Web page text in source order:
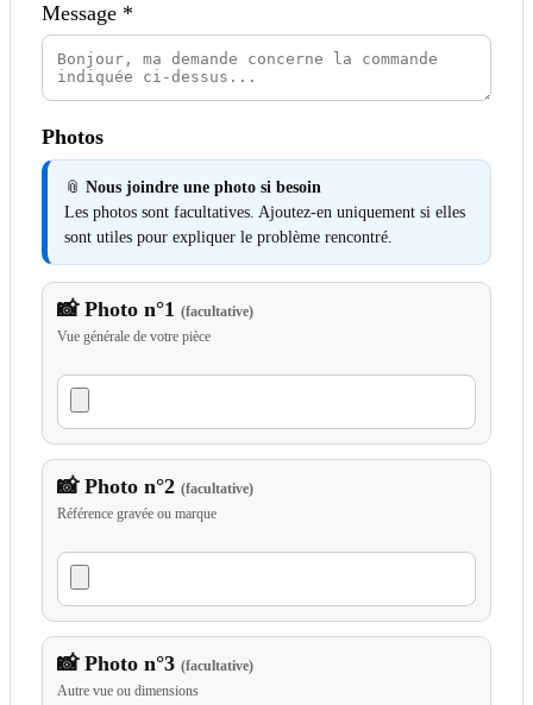
Message *
Photos
📎 Nous joindre une photo si besoin
Les photos sont facultatives. Ajoutez-en uniquement si elles
sont utiles pour expliquer le problème rencontré.
📸 Photo n°1 (facultative)
Vue générale de votre pièce
📸 Photo n°2 (facultative)
Référence gravée ou marque
📸 Photo n°3 (facultative)
Autre vue ou dimensions